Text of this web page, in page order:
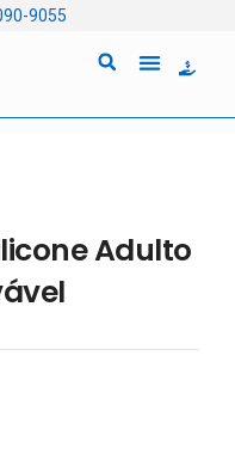
9055
Adulto